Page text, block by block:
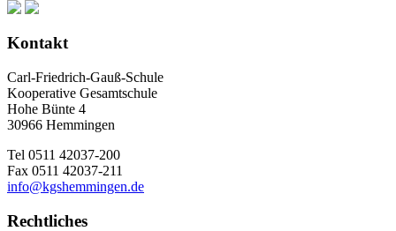
Kontakt
Carl-Friedrich-Gauß-Schule
Kooperative Gesamtschule
Hohe Bünte 4
30966 Hemmingen
Tel 0511 42037-200
Fax 0511 42037-211
info@kgshemmingen.de
Rechtliches